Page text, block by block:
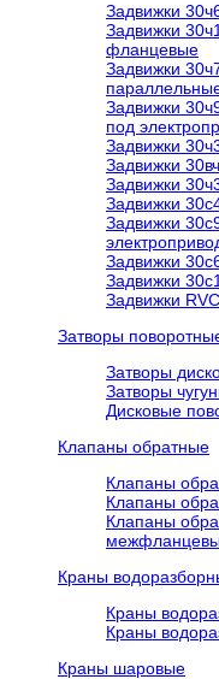
Задвижки
Задвижки
фланцевые
Задвижки
Задвижки
под
Задвижки
Задвижки
Задвижки
Задвижки
Задвижки
Задвижки
Задвижки
Задвижки
Затворы
Затворы
Затворы
Дисковые
Клапаны обратные
Клапаны
Клапаны
Клапаны
Краны
Краны
Краны
Краны шаровые